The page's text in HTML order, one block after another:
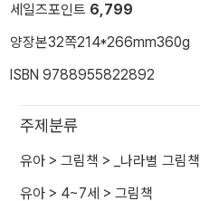
세일즈포인트 6,799
양장본32쪽214*266mm360g
ISBN 9788955822892
주제분류
유아 > 그림책 > _나라별 그림책
유아 > 4~7세 > 그림책